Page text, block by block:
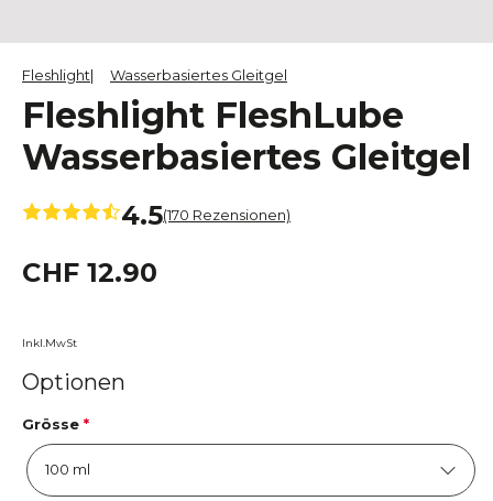
Fleshlight Wasserbasiertes Gleitgel
Fleshlight FleshLube
Wasserbasiertes Gleitgel
4.5(170 Rezensionen)
CHF 12.90
Inkl.MwSt
Optionen
Grösse *